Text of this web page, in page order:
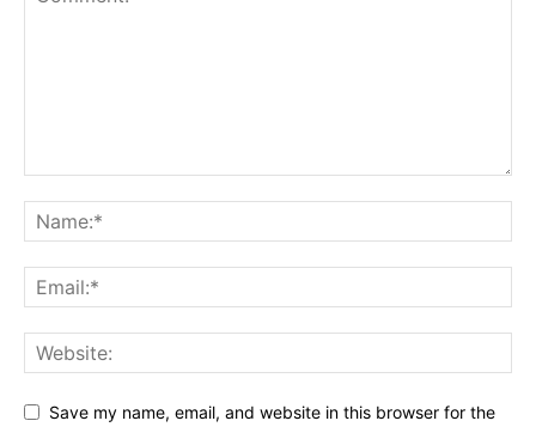
Save my name, email, and website in this browser for the